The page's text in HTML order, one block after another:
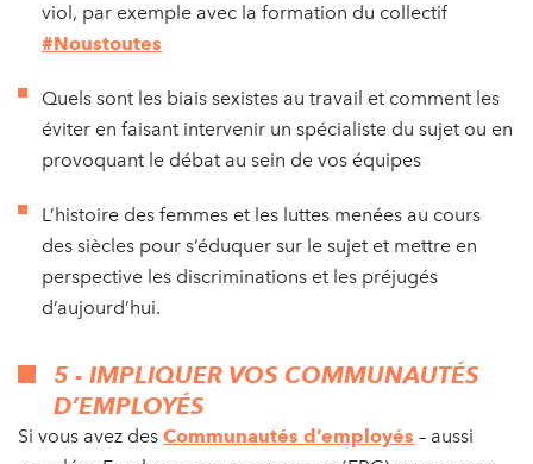
viol, par exemple avec la formation du collectif
#Noustoutes
Quels sont les biais sexistes au travail et comment les
éviter en faisant intervenir un spécialiste du sujet ou en
provoquant le débat au sein de vos équipes
L’histoire des femmes et les luttes menées au cours
des siècles pour s’éduquer sur le sujet et mettre en
perspective les discriminations et les préjugés
d’aujourd’hui.
5 - IMPLIQUER VOS COMMUNAUTÉS
D’EMPLOYÉS
Si vous avez des Communautés d’employés – aussi